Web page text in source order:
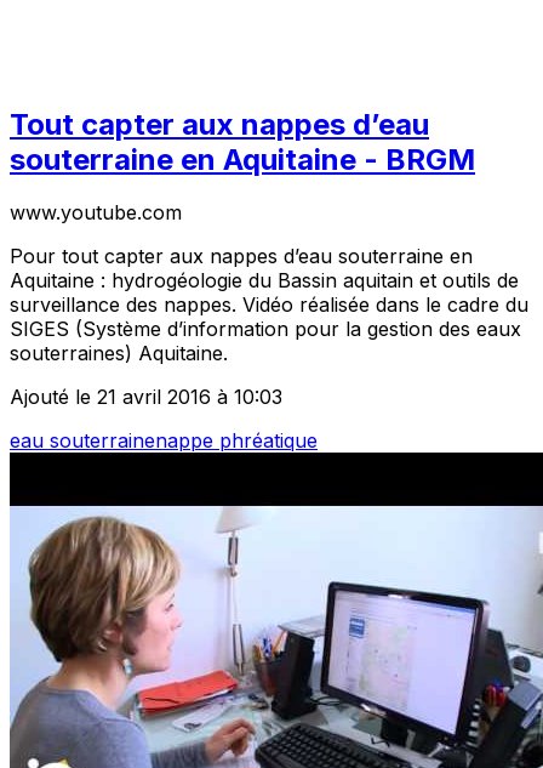
Tout capter aux nappes d’eau
souterraine en Aquitaine - BRGM
www.youtube.com
Pour tout capter aux nappes d’eau souterraine en
Aquitaine : hydrogéologie du Bassin aquitain et outils de
surveillance des nappes. Vidéo réalisée dans le cadre du
SIGES (Système d’information pour la gestion des eaux
souterraines) Aquitaine.
Ajouté le 21 avril 2016 à 10:03
eau souterrainenappe phréatique